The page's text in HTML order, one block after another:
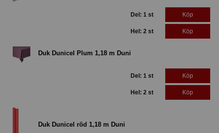
Del: 1 st Köp
Hel: 2 st Köp
Duk Dunicel Plum 1,18 m Duni
Del: 1 st Köp
Hel: 2 st Köp
Duk Dunicel röd 1,18 m Duni